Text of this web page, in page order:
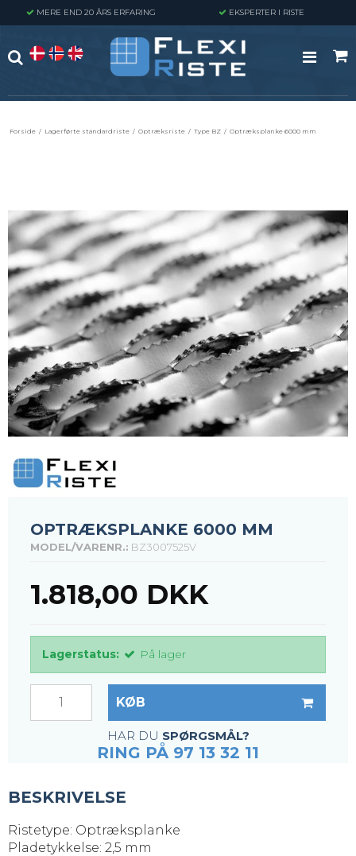
MERE END 20 ÅRS ERFARING EKSPERTER I RISTE
Forside / Lagerførte standardriste / Optræksriste / Type BZ / Optræksplanke 6000 mm
OPTRÆKSPLANKE 6000 MM
MODEL/VARENR.: BZ3007525V
1.818,00 DKK
Lagerstatus: På lager
KØB
HAR DU SPØRGSMÅL?
RING PÅ 97 13 32 11
BESKRIVELSE
Ristetype: Optræksplanke
Pladetykkelse: 2,5 mm